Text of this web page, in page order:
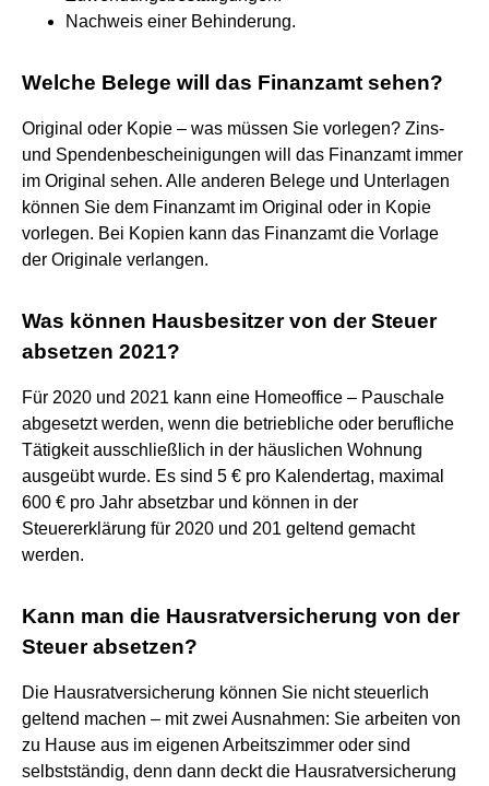
Nachweis einer Behinderung.
Welche Belege will das Finanzamt sehen?
Original oder Kopie – was müssen Sie vorlegen? Zins-
und Spendenbescheinigungen will das Finanzamt immer
im Original sehen. Alle anderen Belege und Unterlagen
können Sie dem Finanzamt im Original oder in Kopie
vorlegen. Bei Kopien kann das Finanzamt die Vorlage
der Originale verlangen.
Was können Hausbesitzer von der Steuer
absetzen 2021?
Für 2020 und 2021 kann eine Homeoffice – Pauschale
abgesetzt werden, wenn die betriebliche oder berufliche
Tätigkeit ausschließlich in der häuslichen Wohnung
ausgeübt wurde. Es sind 5 € pro Kalendertag, maximal
600 € pro Jahr absetzbar und können in der
Steuererklärung für 2020 und 201 geltend gemacht
werden.
Kann man die Hausratversicherung von der
Steuer absetzen?
Die Hausratversicherung können Sie nicht steuerlich
geltend machen – mit zwei Ausnahmen: Sie arbeiten von
zu Hause aus im eigenen Arbeitszimmer oder sind
selbstständig, denn dann deckt die Hausratversicherung